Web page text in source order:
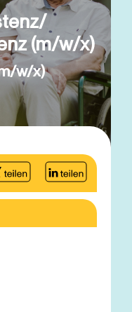
(m/w/x)
w/x)